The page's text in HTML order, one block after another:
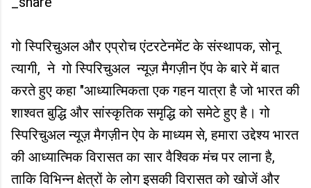
गो स्पिरिचुअल और एप्रोच एंटरटेनमेंट के संस्थापक, सोनू
त्यागी, ने गो स्पिरिचुअल न्यूज़ मैगज़ीन ऍप के बारे में बात
करते हुए कहा "आध्यात्मिकता एक गहन यात्रा है जो भारत की
शाश्वत बुद्धि और सांस्कृतिक समृद्धि को समेटे हुए है। गो
स्पिरिचुअल न्यूज़ मैगज़ीन ऐप के माध्यम से, हमारा उद्देश्य भारत
की आध्यात्मिक विरासत का सार वैश्विक मंच पर लाना है,
ताकि विभिन्न क्षेत्रों के लोग इसकी विरासत को खोजें और